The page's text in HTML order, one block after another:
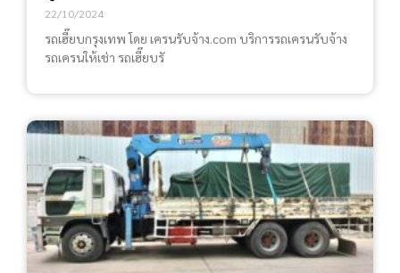
22/10/2024
รถเฮี๊ยบกรุงเทพ โดย เครนรับจ้าง.com บริการรถเครนรับจ้าง
รถเครนให้เช่า รถเฮี๊ยบรั